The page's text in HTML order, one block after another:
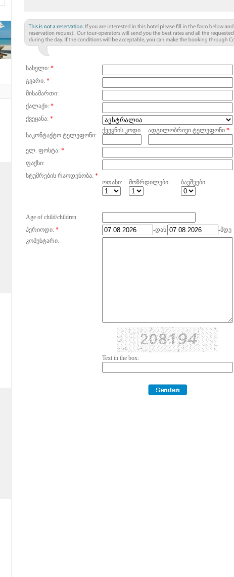
სახელი: *
გვარი: *
მისამართი:
ქალაქი: *
ქვეყანა: *
საკონტაქტო ტელეფონი:
ქვეყნის კოდი ადგილობრივი ტელეფონი *
ელ. ფოსტა: *
ფაქსი:
სტუმრების რაოდენობა: *
ოთახი:
მოზრდილები ბავშვები
Age of child/children
პერიოდი: * -დან
-მდე
კომენტარი:
Text in the box: